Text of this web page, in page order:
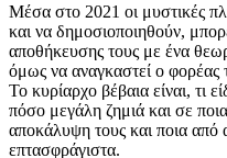
Μέσα στο 2021 οι μυστικές
και να δημοσιοποιηθούν,
αποθήκευσης τους με ένα
όμως να αναγκαστεί ο φορέας
Το κυρίαρχο βέβαια είναι, τι
πόσο μεγάλη ζημιά και σε
αποκάλυψη τους και ποια από
επτασφράγιστα.